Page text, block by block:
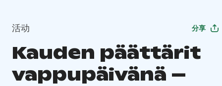
活动 分享
Kauden päättärit
vappupäivänä –